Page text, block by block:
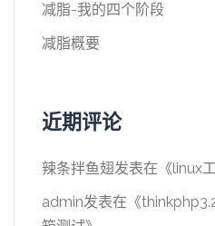
减脂-我的四个阶段
减脂概要
近期评论
辣条拌鱼翅发表在《linux
admin发表在《